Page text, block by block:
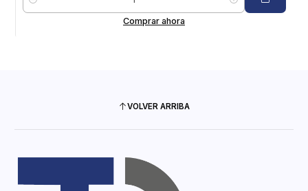
Cantidad
Comprar ahora
VOLVER ARRIBA